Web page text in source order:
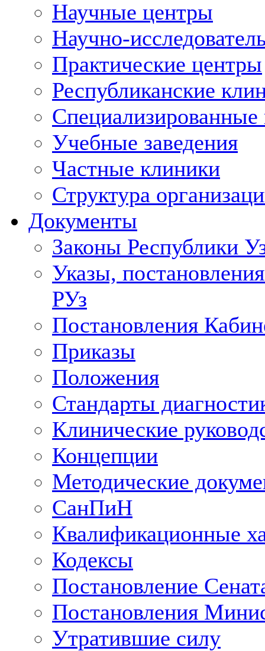
Научные центры
Научно-
Практические центры
Республиканские
Учебные заведения
Частные клиники
Структура
Документы
Законы Республики
Указы,
РУз
Постановления
Приказы
Положения
Стандарты
Клинические
Концепции
Методические
СанПиН
Квалификационные
Кодексы
Постановление
Постановления
Утратившие силу